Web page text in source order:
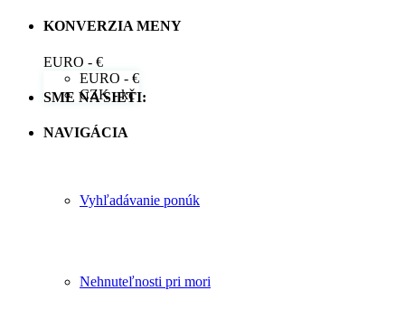
KONVERZIA MENY
EURO - €
EURO - €
CZK - kč
SME NA SIETI:
NAVIGÁCIA
Vyhľadávanie ponúk
Nehnuteľnosti pri mori